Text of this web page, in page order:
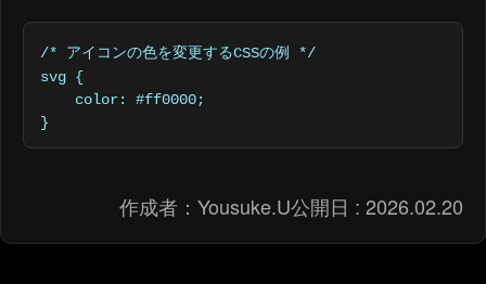
/* アイコンの色を変更するCSSの例 */
svg {
    color: #ff0000;
}
作成者： Yousuke.U公開日 : 2026.02.20